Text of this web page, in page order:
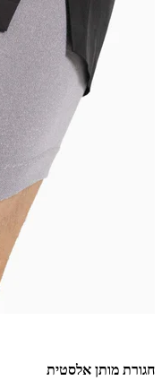
חגורת מותן אלסטית